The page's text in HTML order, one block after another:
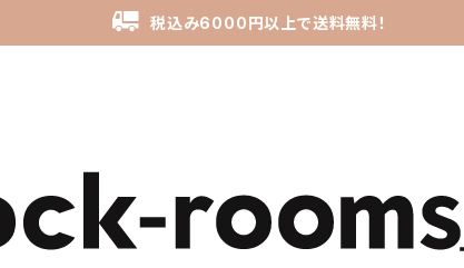
税込み6000円以上で送料無料！